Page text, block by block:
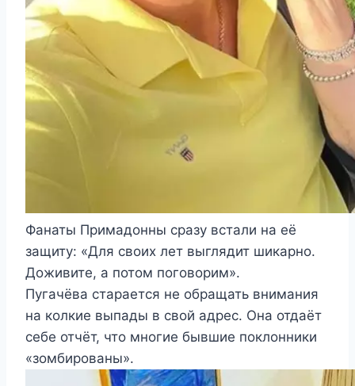
Фанаты Примадонны сразу встали на её
защиту: «Для своих лет выглядит шикарно.
Доживите, а потом поговорим».
Пугачёва старается не обращать внимания
на колкие выпады в свой адрес. Она отдаёт
себе отчёт, что многие бывшие поклонники
«зомбированы».